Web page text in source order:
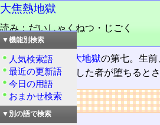
大焦熱地獄
読み：だいしゃくねつ・じごく
品詞：その他地名
仏教における 八大地獄の第七。生前
え、更なる罪を犯した者が堕ちるとさ
リンク
用語の所属
▼機能別検索
人気検索語
最近の更新語
今日の用語
おまかせ検索
▼別の語で検索